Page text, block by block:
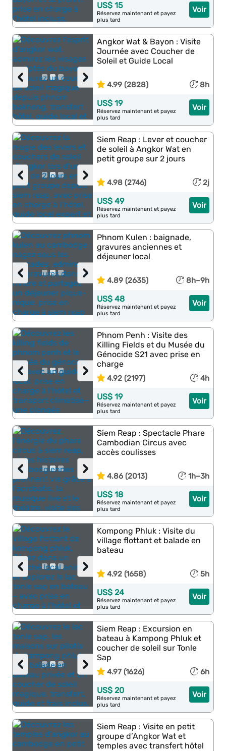
Voir
US$ 15
Réservez maintenant et payez
plus tard
›
‹
Angkor Wat & Bayon : Visite
Journée avec Coucher de
Soleil et Guide Local
4.99 (2828) 8h
Voir
US$ 19
Réservez maintenant et payez
plus tard
›
‹
Siem Reap : Lever et coucher
de soleil à Angkor Wat en
petit groupe sur 2 jours
4.98 (2746) 2j
Voir
US$ 49
Réservez maintenant et payez
plus tard
›
‹
Phnom Kulen : baignade,
gravures anciennes et
déjeuner local
4.89 (2635) 8h–9h
Voir
US$ 48
Réservez maintenant et payez
plus tard
›
‹
Phnom Penh : Visite des
Killing Fields et du Musée du
Génocide S21 avec prise en
charge
4.92 (2197) 4h
Voir
US$ 19
Réservez maintenant et payez
plus tard
›
‹
Siem Reap : Spectacle Phare
Cambodian Circus avec
accès coulisses
4.86 (2013) 1h–3h
Voir
US$ 18
Réservez maintenant et payez
plus tard
›
‹
Kompong Phluk : Visite du
village flottant et balade en
bateau
4.92 (1658) 5h
Voir
US$ 24
Réservez maintenant et payez
plus tard
›
‹
Siem Reap : Excursion en
bateau à Kampong Phluk et
coucher de soleil sur Tonle
Sap
4.97 (1626) 6h
Voir
US$ 20
Réservez maintenant et payez
plus tard
Siem Reap : Visite en petit
groupe d’Angkor Wat et
temples avec transfert hôtel